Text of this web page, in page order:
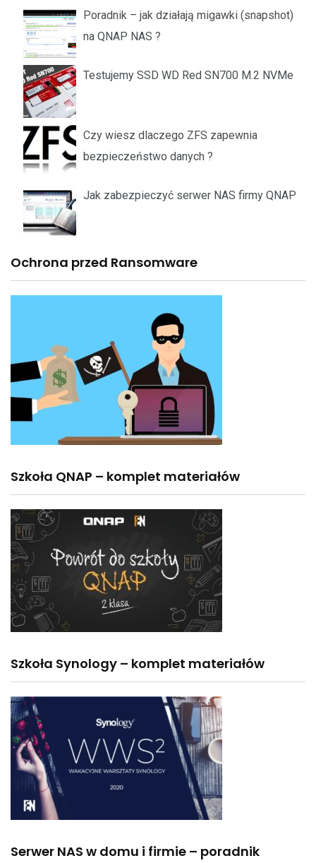
Poradnik – jak działają migawki (snapshot)
na QNAP NAS ?
Testujemy SSD WD Red SN700 M.2 NVMe
Czy wiesz dlaczego ZFS zapewnia
bezpieczeństwo danych ?
Jak zabezpieczyć serwer NAS firmy QNAP
Ochrona przed Ransomware
Szkoła QNAP – komplet materiałów
Szkoła Synology – komplet materiałów
Serwer NAS w domu i firmie – poradnik